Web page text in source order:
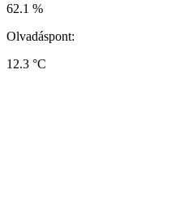
62.1 %
Olvadáspont:
12.3 °C